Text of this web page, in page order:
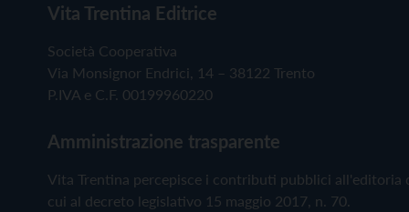
Vita Trentina Editrice
Società Cooperativa
Via Monsignor Endrici, 14 – 38122 Trento
P.IVA e C.F. 00199960220
Amministrazione trasparente
Vita Trentina percepisce i contributi pubblici all'editoria
cui al decreto legislativo 15 maggio 2017, n. 70.